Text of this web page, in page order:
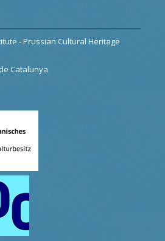
- Prussian Cultural Heritage
Catalunya